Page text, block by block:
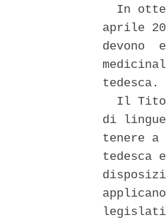
In
aprile
devono
tedesca.
Il
di
tenere
tedesca